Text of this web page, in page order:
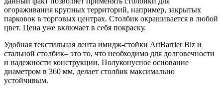
огораживания крупных территорий, например, закрытых
парковок в торговых центрах. Столбик окрашивается в любой
цвет. Цена уже включает в себя покраску.
Удобная текстильная лента имидж-стойки ArtBarrier Biz и
стальной столбик– это то, что необходимо для долговечности
и надежности конструкции. Полуконусное основание
диаметром в 360 мм, делает столбик максимально
устойчивым.